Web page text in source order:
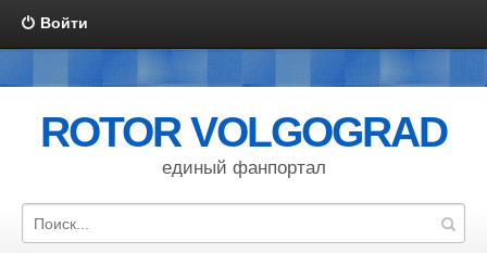
Войти
ROTOR VOLGOGRAD
единый фанпортал